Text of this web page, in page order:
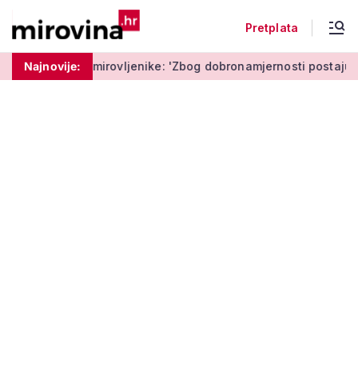
Pretplata
Najnovije:'Zbog dobronamjernosti postaju meta prijevare'